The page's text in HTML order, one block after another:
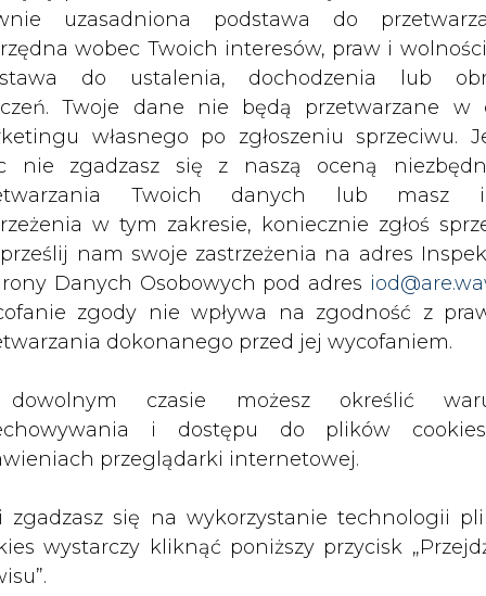
wobec Twoich interesów, praw i
do ustalenia, dochodzenia lub
Twoje dane nie będą przetwarzane w
własnego po zgłoszeniu sprzeciwu.
nie zgadzasz się z naszą oceną
Twoich danych lub masz
w tym zakresie, koniecznie zgłoś
nam swoje zastrzeżenia na adres
Danych Osobowych pod adres
zgody nie wpływa na zgodność z
dokonanego przed jej wycofaniem.
i dostępu do plików
przeglądarki internetowej.
wystarczy kliknąć poniższy przycisk
biomasy przekroczyła 74 tysięcy ton
w wykorzystaniu biomasy spośród
Skawina (25 968 MWh),
wschodnio-czeska Elektrownia Poříčí
W Czechach biomasę spalają ponadto
Artykuł powstał bez wsparcia narzędzi sztucznej
inteligencji. Wydawca portalu CIRE zgadza się na
publikacji do szkoleń treningowych LLM.